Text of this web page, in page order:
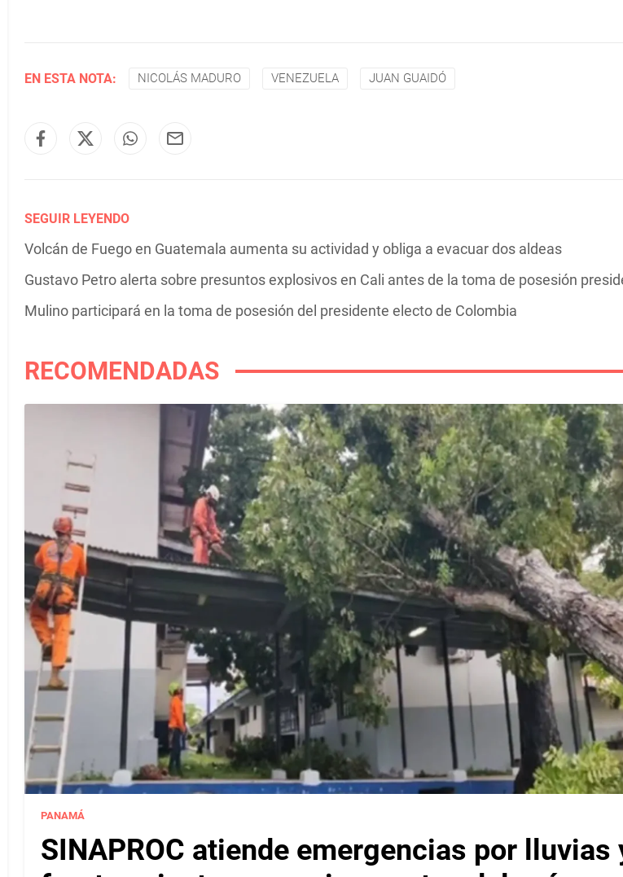
EN ESTA NOTA: NICOLÁS MADURO VENEZUELA JUAN GUAIDÓ
SEGUIR LEYENDO
Volcán de Fuego en Guatemala aumenta su actividad y obliga a evacuar dos aldeas
Gustavo Petro alerta sobre presuntos explosivos en Cali antes de la toma de posesión
Mulino participará en la toma de posesión del presidente electo de Colombia
RECOMENDADAS
PANAMÁ
SINAPROC atiende emergencias por lluvias